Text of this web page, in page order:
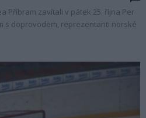
Příbram zavítali v pátek 25. října Per
s doprovodem, reprezentanti norské